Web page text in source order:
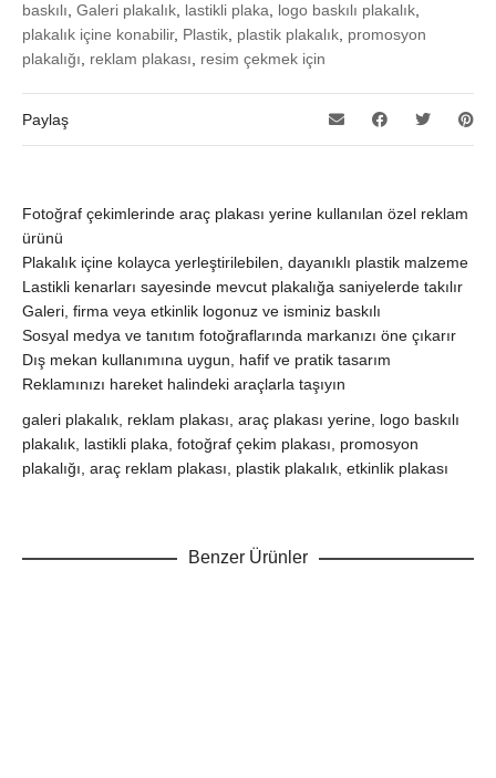
baskılı Galeri plakalık lastikli plaka logo baskılı plakalık
plakalık içine konabilir, Plastik plastik plakalık promosyon
plakalığı
reklam plakası resim çekmek için
Paylaş
Fotoğraf çekimlerinde araç plakası yerine kullanılan özel reklam
ürünü
Plakalık içine kolayca yerleştirilebilen, dayanıklı plastik malzeme
Lastikli kenarları sayesinde mevcut plakalığa saniyelerde takılır
Galeri, firma veya etkinlik logonuz ve isminiz baskılı
Sosyal medya ve tanıtım fotoğraflarında markanızı öne çıkarır
Dış mekan kullanımına uygun, hafif ve pratik tasarım
Reklamınızı hareket halindeki araçlarla taşıyın
galeri plakalık, reklam plakası, araç plakası yerine, logo baskılı
plakalık, lastikli plaka, fotoğraf çekim plakası, promosyon
plakalığı, araç reklam plakası, plastik plakalık, etkinlik plakası
Benzer Ürünler